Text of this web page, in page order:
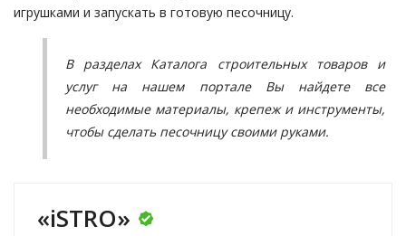
игрушками и запускать в готовую песочницу.
В разделах Каталога строительных товаров и
услугна нашем портале Вы найдете все
необходимые материалы, крепеж и инструменты,
чтобы сделать песочницу своими руками.
«iSTRO»